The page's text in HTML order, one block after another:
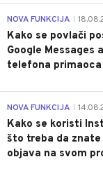
NOVA FUNKCIJA
Kako se povlači
Google Messages
telefona primaoca
NOVA FUNKCIJA
Kako se koristi
što treba da
objava na svom